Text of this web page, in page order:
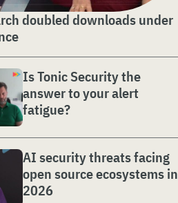
doubled downloads under
Is Tonic Security the
answer to your alert
fatigue?
AI security threats facing
open source ecosystems in
2026